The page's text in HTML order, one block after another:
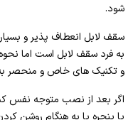
شود.
سقف لابل انعطاف پذیر و
به فرد سقف لابل است اما
و تکنیک های خاص و منحصر
اگر بعد از نصب متوجه نفس
یا پنجره یا به هنگام روشن